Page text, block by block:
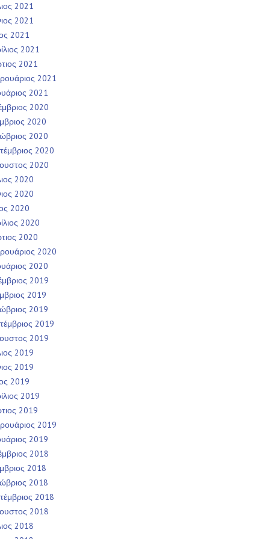
2021
2021
2021
2021
2021
2021
2021
2020
2020
2020
2020
2020
2020
2020
2020
2020
2020
2020
2020
2019
2019
2019
2019
2019
2019
2019
2019
2019
2019
2019
2019
2018
2018
2018
2018
2018
2018